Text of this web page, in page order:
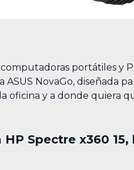
portátiles y
ASUS NovaGo, diseñada
oficina y a donde quiera
Spectre x360